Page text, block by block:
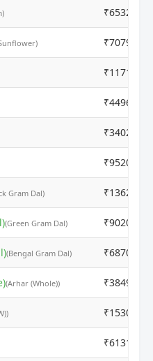
₹6532
₹7079
₹11719
₹4496
₹34020
₹9520
Gram Dal) ₹13620
(Green Gram Dal) ₹9020
(Bengal Gram Dal) ₹6870
(Arhar (Whole)) ₹3849
₹1530
₹6131